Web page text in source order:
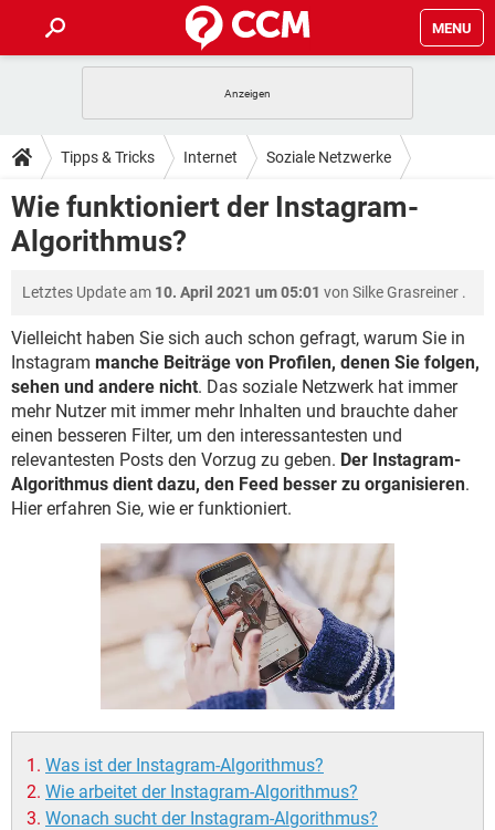
MENU
ANDROID IOS
WINDOWS 10 INSTAGRAM
WHATSAPP
TIPPS & TRICKS
SPIELE
ANDROID IOS
WINDOWS 10
WHATSAPP TIKTOK
FACEBOOK HARDWARE
DOWNLOADS
SPIELE
TIKTOK
FACEBOOK HARDWARE
FORUM
SPIELE STREAMING
ANDROID IOS
WINDOWS 10 INSTAGRAM
WHATSAPP TIKTOK
FACEBOOK HARDWARE
STREAMING
ANDROID IOS
WINDOWS 10 INSTAGRAM
WHATSAPP TIKTOK
FACEBOOK HARDWARE
Tipps & Tricks Internet Soziale Netzwerke
Instagram
Wie funktioniert der Instagram-
Algorithmus?
Letztes Update am 10. April 2021 um 05:01 von Silke Grasreiner .
Vielleicht haben Sie sich auch schon gefragt, warum Sie in
Instagram manche Beiträge von Profilen, denen Sie folgen,
sehen und andere nicht. Das soziale Netzwerk hat immer
mehr Nutzer mit immer mehr Inhalten und brauchte daher
einen besseren Filter, um den interessantesten und
relevantesten Posts den Vorzug zu geben. Der Instagram-
Algorithmus dient dazu, den Feed besser zu organisieren.
Hier erfahren Sie, wie er funktioniert.
Was ist der Instagram-Algorithmus?
Wie arbeitet der Instagram-Algorithmus?
Wonach sucht der Instagram-Algorithmus?